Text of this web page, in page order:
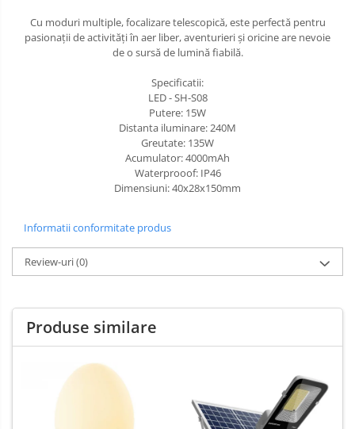
Cu moduri multiple, focalizare telescopică, este perfectă pentru
pasionații de activități în aer liber, aventurieri și oricine are nevoie
de o sursă de lumină fiabilă.
Specificatii:
LED - SH-S08
Putere: 15W
Distanta iluminare: 240M
Greutate: 135W
Acumulator: 4000mAh
Waterprooof: IP46
Dimensiuni: 40x28x150mm
Informatii conformitate produs
Review-uri(0)
Produse similare